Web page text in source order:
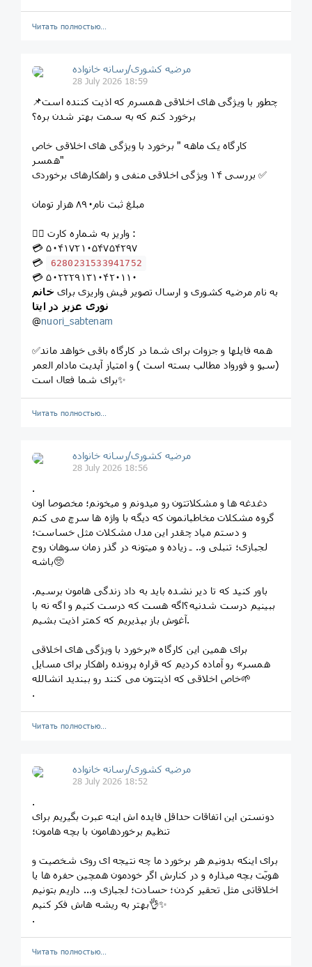
Читать полностью…
مرضیه کشوری/رسانه خانواده
28 July 2026 18:59
📌چطور با ویژگی های اخلاقی همسرم که اذیت کننده است
برخورد کنم که به سمت بهتر شدن بره؟
کارگاه یک ماهه " برخورد با ویژگی های اخلاقی خاص
همسر"
بررسی ۱۴ ویژگی اخلاقی منفی و راهکارهای برخوردی ✅
مبلغ ثبت نام۸۹۰ هزار تومان
👈🏻 واریز به شماره کارت :
💳 ۵۰۴۱۷۲۱۰۵۴۷۵۴۲۹۷
💳
6280231533941752
💳 ۵۰۲۲۲۹۱۳۱۰۴۲۰۱۱۰
به نام مرضیه کشوری و ارسال تصویر فیش واریزی برای خانم
نوری عزیز در ایتا
@nuori_sabtenam
✅همه فایلها و جزوات برای شما در کارگاه باقی خواهد ماند
(سیو و فورواد مطالب بسته است ) و امتیاز آپدیت مادام العمر
برای شما فعال است✨
Читать полностью…
مرضیه کشوری/رسانه خانواده
28 July 2026 18:56
.
دغدغه ها و مشکلاتتون رو میدونم و میخونم؛ مخصوصا اون
گروه مشکلات مخاطبانمون که دیگه با واژه ها سرچ می کنم
و دستم میاد چقدر این مدل مشکلات مثل خساست؛
لجبازی؛ تنبلی و.. ـ زیاده و میتونه در گذر زمان سوهان روح
باشه🥺
باور کنید که تا دیر نشده باید به داد زندگی هامون برسیم.
ببینیم درست شدنیه؟اگه هست که درست کنیم و اگه نه با
آغوش باز بپذیریم که کمتر اذیت بشیم.
برای همین این کارگاه «برخورد با ویژگی های اخلاقی
همسر» رو آماده کردیم که قراره پرونده راهکار برای مسایل
خاص اخلاقی که اذیتتون می کنند رو ببندید انشالله🌱
.
Читать полностью…
مرضیه کشوری/رسانه خانواده
28 July 2026 18:52
.
دونستن این اتفاقات حداقل فایده اش اینه عبرت بگیریم برای
تنظیم برخوردهامون با بچه هامون؛
برای اینکه بدونیم هر برخورد ما چه نتیجه ای روی شخصیت و
هویّت بچه میذاره و در کنارش اگر خودمون همچین حفره ها یا
اخلاقاتی مثل تحقیر کردن؛ حسادت؛ لجبازی و... داریم بتونیم
بهتر به ریشه هاش فکر کنیم👌✨
.
Читать полностью…